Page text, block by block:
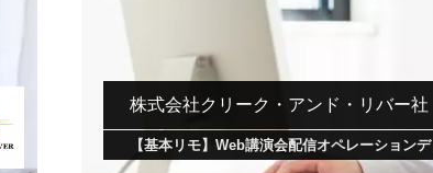
株式会社クリーク・アンド・リバー社
【基本リモ】Web講演会配信オペレーション